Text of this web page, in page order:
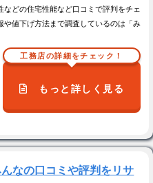
どの住宅性能など口コミで評判をチェ
や値下げ方法まで調査しているのは「み
工務店の詳細をチェック！
もっと詳しく見る
なの口コミや評判をリサ